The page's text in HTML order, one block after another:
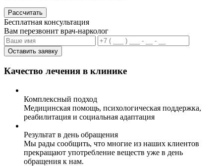
Рассчитать
Бесплатная консультация
Вам перезвонит врач-нарколог
Оставить заявку
Качество лечения в клинике
Комплексный подход
Медицинская помощь, психологическая поддержка,
реабилитация и социальная адаптация
Результат в день обращения
Мы рады сообщить, что многие из наших клиентов
прекращают употребление веществ уже в день
обращения к нам.